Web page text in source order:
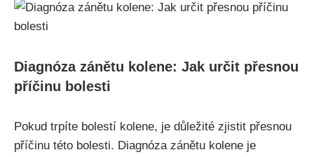
Diagnóza zánětu kolene:⁣ Jak určit přesnou
příčinu bolesti
Pokud trpíte bolestí kolene,‍ je důležité zjistit přesnou
příčinu této bolesti. Diagnóza zánětu kolene⁣ je